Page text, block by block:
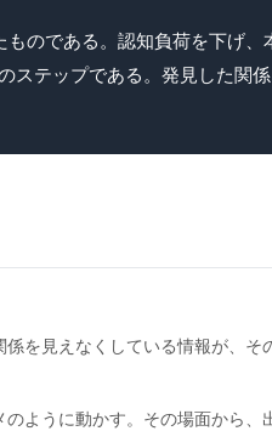
のである。認知負荷を下げ、
ステップである。発見した関
を見えなくしている情報が、そ
ように動かす。その場面から、